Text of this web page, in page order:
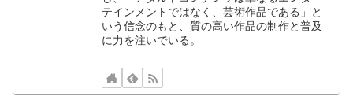
テインメントではなく、芸術作品である」と
いう信念のもと、質の高い作品の制作と普及
に力を注いでいる。